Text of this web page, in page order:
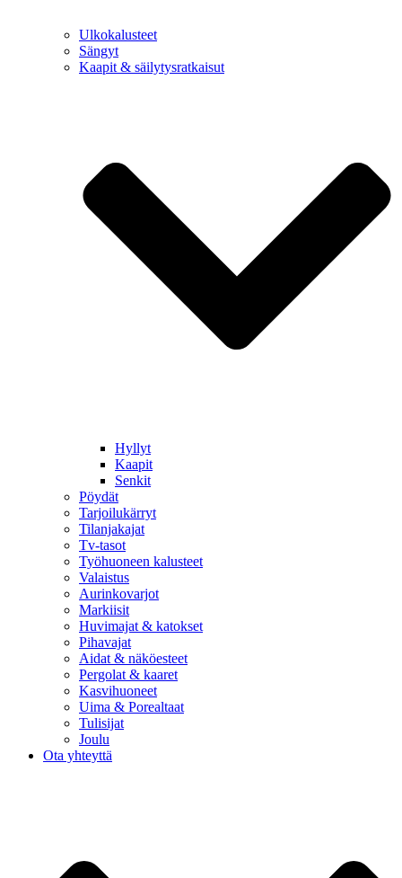
Ulkokalusteet
Sängyt
Kaapit & säilytysratkaisut
Hyllyt
Kaapit
Senkit
Pöydät
Tarjoilukärryt
Tilanjakajat
Tv-tasot
Työhuoneen kalusteet
Valaistus
Aurinkovarjot
Markiisit
Huvimajat & katokset
Pihavajat
Aidat & näköesteet
Pergolat & kaaret
Kasvihuoneet
Uima & Porealtaat
Tulisijat
Joulu
Ota yhteyttä